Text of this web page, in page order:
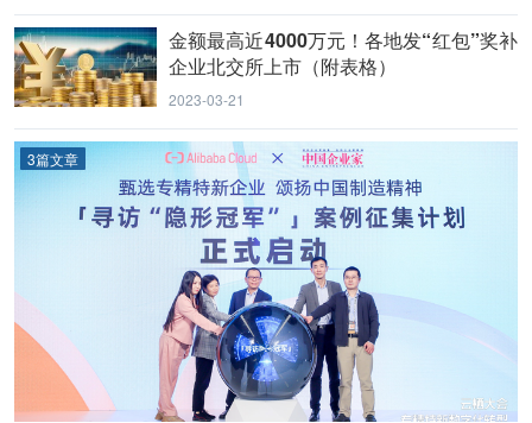
金额最高近4000万元！各地发“红包”奖补
企业北交所上市（附表格）
2023-03-21
3篇文章